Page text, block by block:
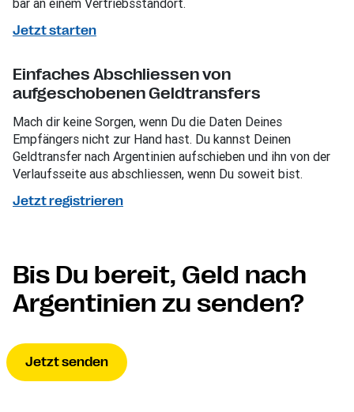
bar an einem Vertriebsstandort.
Jetzt starten
Einfaches Abschliessen von
aufgeschobenen Geldtransfers
Mach dir keine Sorgen, wenn Du die Daten Deines
Empfängers nicht zur Hand hast. Du kannst Deinen
Geldtransfer nach Argentinien aufschieben und ihn von der
Verlaufsseite aus abschliessen, wenn Du soweit bist.
Jetzt registrieren
Bis Du bereit, Geld nach
Argentinien zu senden?
Jetzt senden